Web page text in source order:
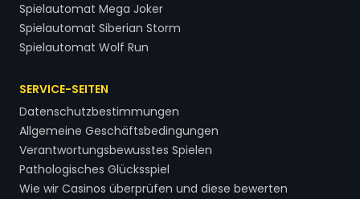
Spielautomat Mega Joker
Spielautomat Siberian Storm
Spielautomat Wolf Run
SERVICE-SEITEN
Datenschutzbestimmungen
Allgemeine Geschäftsbedingungen
Verantwortungsbewusstes Spielen
Pathologisches Glücksspiel
Wie wir Casinos überprüfen und diese bewerten